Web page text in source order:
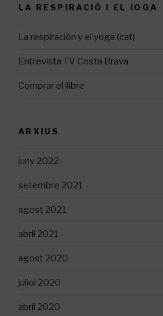
LA RESPIRACIÓ I EL IOGA
La respiración y el yoga (cat)
Entrevista TV Costa Brava
Comprar el llibre
ARXIUS
juny 2022
setembre 2021
agost 2021
abril 2021
agost 2020
juliol 2020
abril 2020